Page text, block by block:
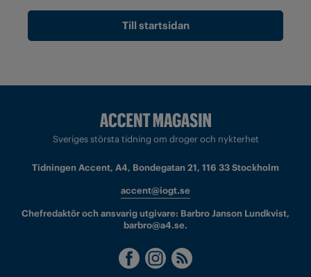
Till startsidan
Sveriges största tidning om droger och nykterhet
Tidningen Accent, A4, Bondegatan 21, 116 33 Stockholm
accent@iogt.se
Chefredaktör och ansvarig utgivare: Barbro Janson Lundkvist,
barbro@a4.se.